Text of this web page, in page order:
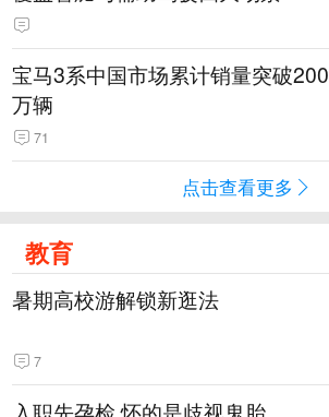
宝马3系中国市场累计销量突破200
万辆
71
点击查看更多
教育
暑期高校游解锁新逛法
7